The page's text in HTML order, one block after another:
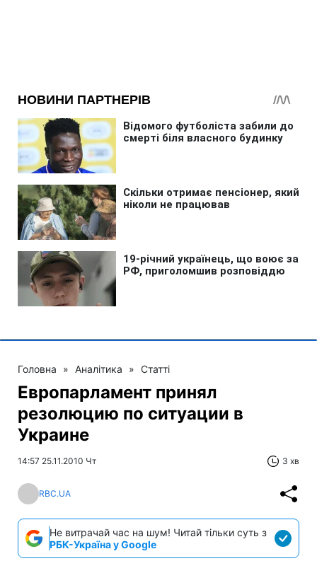
Головна » Аналітика » Статті
Европарламент принял
резолюцию по ситуации в
Украине
14:57 25.11.2010 Чт 3 хв
RBC.UA
Не витрачай час на шум! Читай тільки суть з
РБК-Україна у Google